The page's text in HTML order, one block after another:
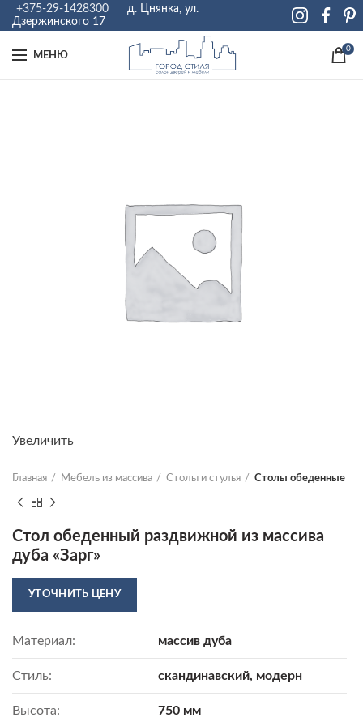
+375-29-1428300
д. Цнянка, ул.
Дзержинского 17
МЕНЮ
0
Увеличить
Главная Мебель из массива Столы и стулья Столы обеденные
Стол обеденный раздвижной из массива
дуба «Зарг»
УТОЧНИТЬ ЦЕНУ
Материал: массив дуба
Стиль: скандинавский, модерн
Высота: 750 мм